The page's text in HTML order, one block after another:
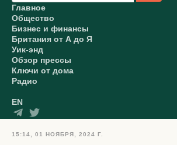
Главное
Общество
Бизнес и финансы
Британия от А до Я
Уик-энд
Обзор прессы
Ключи от дома
Радио
EN
15:14, 01 НОЯБРЯ, 2024 Г.